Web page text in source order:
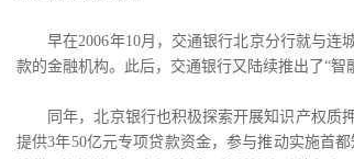
早在2006年10月，交通银行北京分行就与连
款的金融机构。此后，交通银行又陆续推出了“智
同年，北京银行也积极探索开展知识产权质押
提供3年50亿元专项贷款资金，参与推动实施首